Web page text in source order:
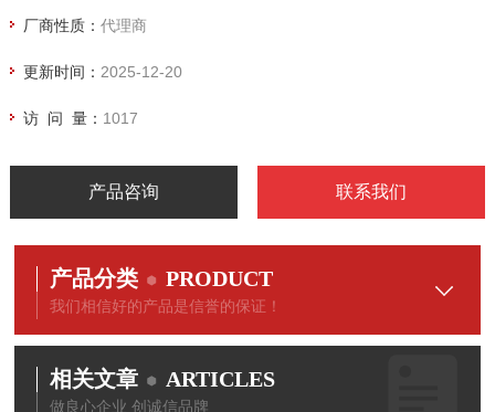
厂商性质： 代理商
更新时间： 2025-12-20
访 问 量： 1017
产品咨询 联系我们
产品分类 PRODUCT
我们相信好的产品是信誉的保证！
相关文章 ARTICLES
做良心企业 创诚信品牌